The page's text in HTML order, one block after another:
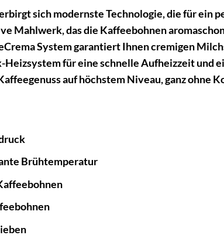
sich modernste Technologie, die für ein
Mahlwerk, das die Kaffeebohnen
System garantiert Ihnen cremigen
für eine schnelle Aufheizzeit und
auf höchstem Niveau, ganz ohne
Brühtemperatur